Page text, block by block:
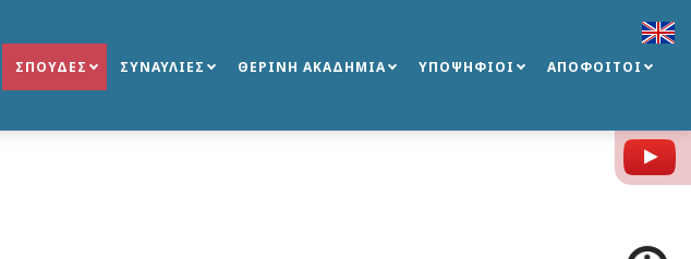
ΣΠΟΥΔΕΣ ΣΥΝΑΥΛΙΕΣ ΘΕΡΙΝΗ ΑΚΑΔΗΜΙΑ ΥΠΟΨΗΦΙΟΙ ΑΠΟΦΟΙΤΟΙ